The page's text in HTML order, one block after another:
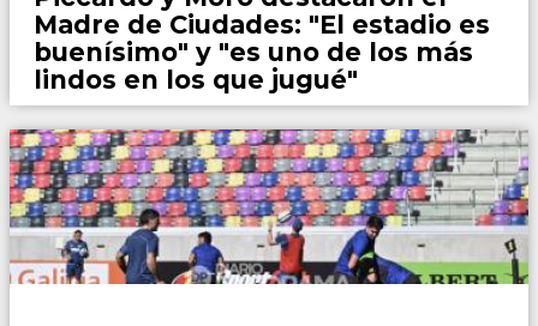
Madre de Ciudades: "El estadio es
buenísimo" y "es uno de los más
lindos en los que jugué"